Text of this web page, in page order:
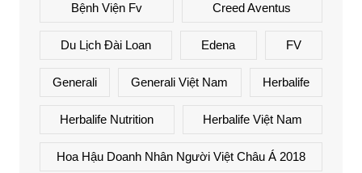
Bệnh Viện Fv Creed Aventus
Du Lịch Đài Loan Edena FV
Generali Generali Việt Nam Herbalife
Herbalife Nutrition Herbalife Việt Nam
Hoa Hậu Doanh Nhân Người Việt Châu Á 2018